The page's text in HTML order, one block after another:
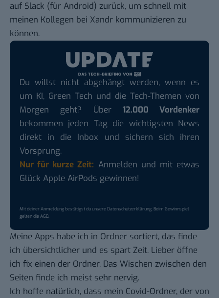
auf Slack (für Android) zurück, um schnell mit
meinen Kollegen bei Xandr kommunizieren zu
können.
Du willst nicht abgehängt werden, wenn es
um KI, Green Tech und die Tech-Themen von
Morgen geht? Über 12.000 Vordenker
bekommen jeden Tag die wichtigsten News
direkt in die Inbox und sichern sich ihren
Vorsprung.
Nur für kurze Zeit: Anmelden und mit etwas
Glück Apple AirPods gewinnen!
Mit deiner Anmeldung bestätigst du unsereDatenschutzerklärung. Beim Gewinnspiel
gelten dieAGB.
Meine Apps habe ich in Ordner sortiert, das finde
ich übersichtlicher und es spart Zeit. Lieber öffne
ich fix einen der Ordner. Das Wischen zwischen den
Seiten finde ich meist sehr nervig.
Ich hoffe natürlich, dass mein Covid-Ordner, der von